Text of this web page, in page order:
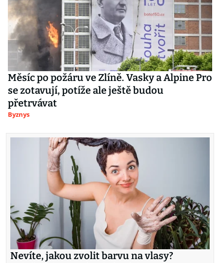
Měsíc po požáru ve Zlíně. Vasky a Alpine Pro
se zotavují, potíže ale ještě budou
přetrvávat
Byznys
Nevíte, jakou zvolit barvu na vlasy?